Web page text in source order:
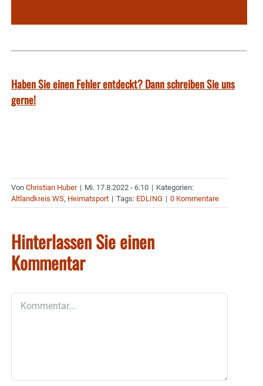
Haben Sie einen Fehler entdeckt? Dann schreiben Sie uns
gerne!
Von Christian Huber | Mi. 17.8.2022 - 6:10 | Kategorien:
Altlandkreis WS, Heimatsport | Tags: EDLING | 0 Kommentare
Hinterlassen Sie einen
Kommentar